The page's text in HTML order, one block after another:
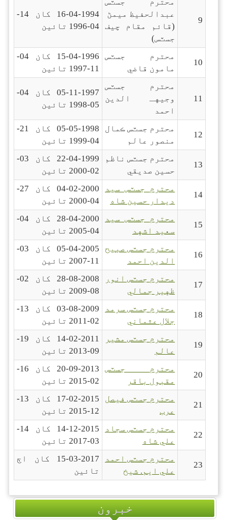
9
عبدالحفيظ ميمڻ
(قائم مقام چيف
جسٽس)
16-04-1994 کان 14-
04-1996 تائين
10
محترم جسٽس
مامون قاضي
15-04-1996 کان 04-
11-1997 تائين
11
محترم جسٽس
وجيهـ الدين
احمد
05-11-1997 کان 04-
05-1998 تائين
12
محترم جسٽس ڪمال
منصور عالم
05-05-1998 کان 21-
04-1999 تائين
13
محترم جسٽس ناظم
حسين صديقي
22-04-1999 کان 03-
02-2000 تائين
14
محترم جسٽس سيد
ديدار حسين شاه
04-02-2000 کان 27-
04-2000 تائين
15
محترم جسٽس سيد
سعيد اشهد
28-04-2000 کان 04-
04-2005 تائين
16
محترم جسٽس صبيح
الدين احمد
05-04-2005 کان 03-
11-2007 تائين
17
محترم جسٽس انور
ظهير جمالي
28-08-2008 کان 02-
08-2009 تائين
18
محترم جسٽس سرمد
جلال عثماني
03-08-2009 کان 13-
02-2011 تائين
19
محترم جسٽس مشير
عالم
14-02-2011 کان 19-
09-2013 تائين
20
محترم جسٽس
مقبول باقر
20-09-2013 کان 16-
02-2015 تائين
21
محترم جسٽس فيصل
عرب
17-02-2015 کان 13-
12-2015 تائين
22
محترم جسٽس سجاد
علي شاه
14-12-2015 کان 14-
03-2017 تائين
23
محترم جسٽس احمد
علي ايم. شيخ
15-03-2017 کان اڄ
تائين
خبرون